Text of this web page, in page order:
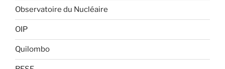
Observatoire du Nucléaire
OIP
Quilombo